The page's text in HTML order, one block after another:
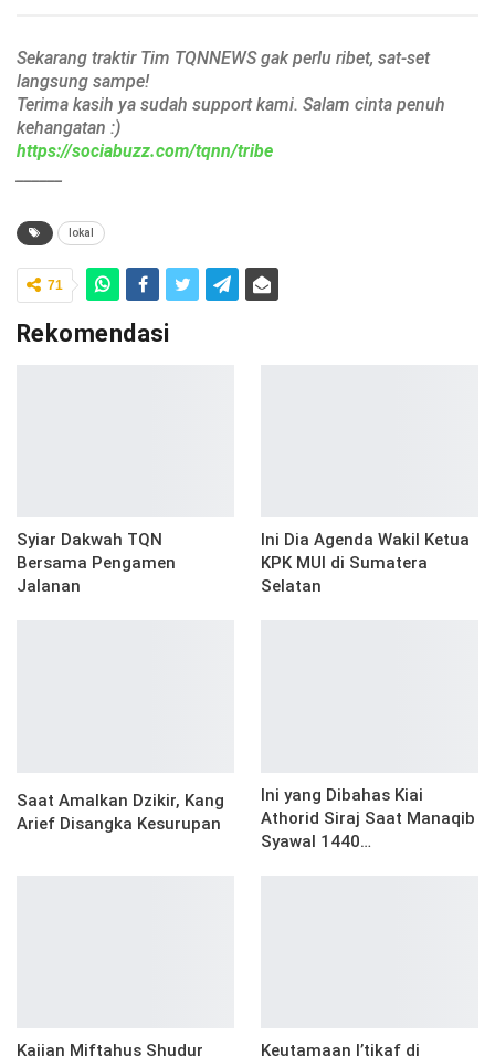
Sekarang traktir Tim TQNNEWS gak perlu ribet, sat-set
langsung sampe!
Terima kasih ya sudah support kami. Salam cinta penuh
kehangatan :)
https://sociabuzz.com/tqnn/tribe
lokal
71
Rekomendasi
Syiar Dakwah TQN
Bersama Pengamen
Jalanan
Ini Dia Agenda Wakil Ketua
KPK MUI di Sumatera
Selatan
Saat Amalkan Dzikir, Kang
Arief Disangka Kesurupan
Ini yang Dibahas Kiai
Athorid Siraj Saat Manaqib
Syawal 1440…
Kajian Miftahus Shudur Keutamaan I’tikaf di